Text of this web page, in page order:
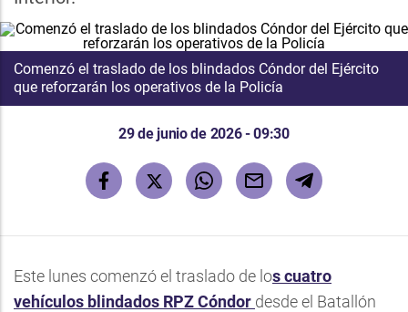
Comenzó el traslado de los blindados Cóndor del Ejército
que reforzarán los operativos de la Policía
29 de junio de 2026 - 09:30
Este lunes comenzó el traslado de los cuatro
vehículos blindados RPZ Cóndor desde el Batallón